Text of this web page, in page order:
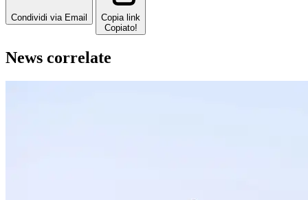
Condividi via Email
Copia link
Copiato!
News correlate